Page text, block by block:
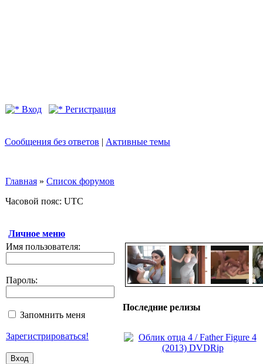
Вход Регистрация
Сообщения без ответов | Активные темы
Главная » Список форумов
Часовой пояс: UTC
Личное меню
Имя пользователя:
Пароль:
Запомнить меня
Зарегистрироваться!
Последние релизы